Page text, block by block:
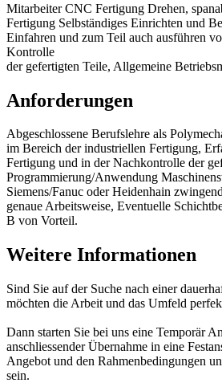
Mitarbeiter CNC Fertigung Drehen,
Fertigung Selbständiges Einrichten und
Einfahren und zum Teil auch ausführen
Kontrolle
der gefertigten Teile, Allgemeine
Anforderungen
Abgeschlossene Berufslehre als
im Bereich der industriellen Fertigung,
Fertigung und in der Nachkontrolle der
Programmierung/Anwendung
Siemens/Fanuc oder Heidenhain
genaue Arbeitsweise, Eventuelle
B von Vorteil.
Weitere Informationen
Sind Sie auf der Suche nach einer
möchten die Arbeit und das Umfeld
Dann starten Sie bei uns eine Temporär
anschliessender Übernahme in eine
Angebot und den Rahmenbedingungen
sein.